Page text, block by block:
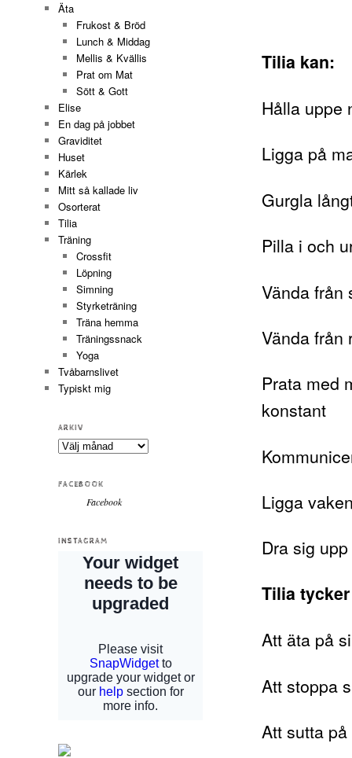
Tilia kan:
Hålla uppe
Ligga på
Gurgla
Pilla i och
Vända från
Vända från
Prata med
konstant
Ligga
Dra sig
Tilia
Att äta på
Att stoppa
Att sutta
Äta
Frukost & Bröd
Lunch & Middag
Mellis & Kvällis
Prat om Mat
Sött & Gott
Elise
En dag på jobbet
Graviditet
Huset
Kärlek
Mitt så kallade liv
Osorterat
Tilia
Träning
Crossfit
Löpning
Simning
Styrketräning
Träna hemma
Träningssnack
Yoga
Tvåbarnslivet
Typiskt mig
ARKIV
Arkiv
FACEBOOK
Facebook
INSTAGRAM